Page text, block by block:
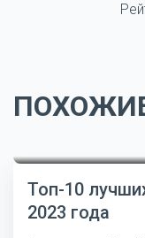
Топ-10
2023 года